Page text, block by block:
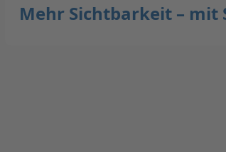
Mehr Sichtbarkeit – mit